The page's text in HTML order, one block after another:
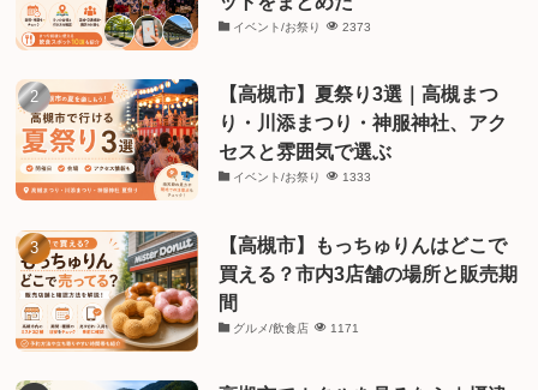
イベント/お祭り 2373
【高槻市】夏祭り3選｜高槻まつ
り・川添まつり・神服神社、アク
セスと雰囲気で選ぶ
イベント/お祭り 1333
【高槻市】もっちゅりんはどこで
買える？市内3店舗の場所と販売期
間
グルメ/飲食店 1171